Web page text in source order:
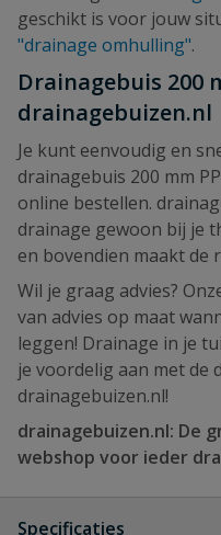
geschikt is voor jouw
"drainage omhulling".
Drainagebuis 200
drainagebuizen.nl
Je kunt eenvoudig en
drainagebuis 200 mm
online bestellen.
drainage gewoon bij je
en bovendien maakt de
Wil je graag advies?
van advies op maat
leggen! Drainage in je
je voordelig aan met de
drainagebuizen.nl!
drainagebuizen.nl: De
webshop voor ieder
Specificaties